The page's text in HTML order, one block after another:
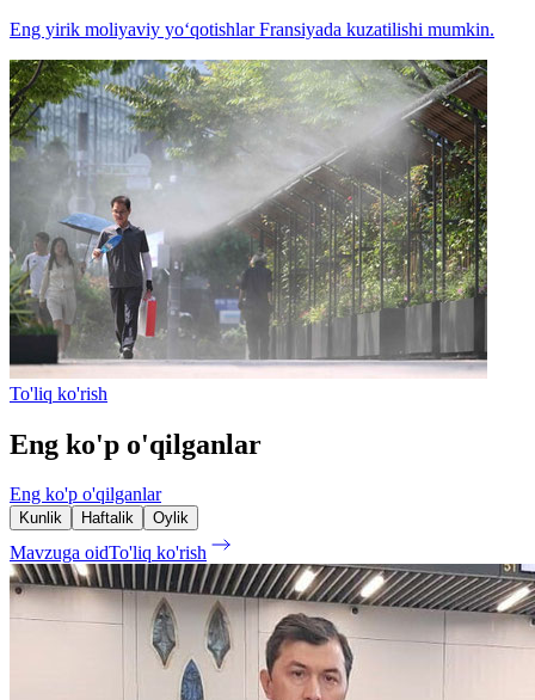
Eng yirik moliyaviy yo‘qotishlar Fransiyada kuzatilishi mumkin.
To'liq ko'rish
Eng ko'p o'qilganlar
Eng ko'p o'qilganlar
Kunlik Haftalik Oylik
Mavzuga oidTo'liq ko'rish